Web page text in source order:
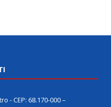
- CEP: 68.170-000 –